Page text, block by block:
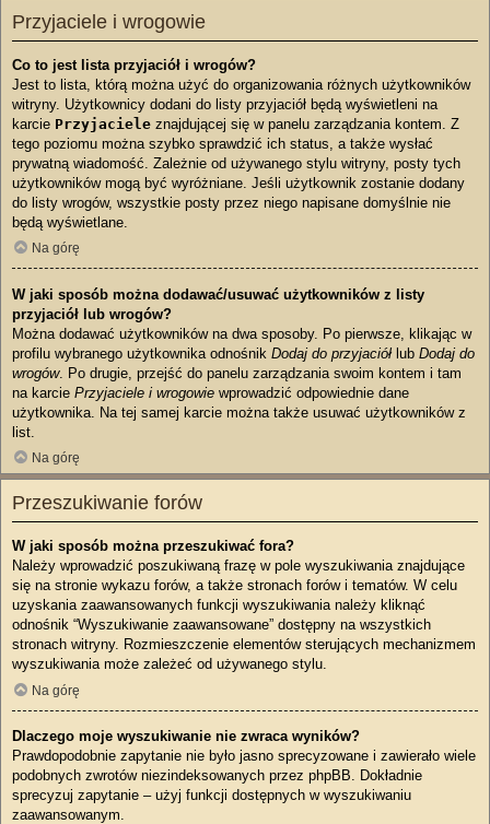
Przyjaciele i wrogowie
Co to jest lista przyjaciół i wrogów?
Jest to lista, którą można użyć do organizowania różnych użytkowników
witryny. Użytkownicy dodani do listy przyjaciół będą wyświetleni na
karcie Przyjaciele znajdującej się w panelu zarządzania kontem. Z
tego poziomu można szybko sprawdzić ich status, a także wysłać
prywatną wiadomość. Zależnie od używanego stylu witryny, posty tych
użytkowników mogą być wyróżniane. Jeśli użytkownik zostanie dodany
do listy wrogów, wszystkie posty przez niego napisane domyślnie nie
będą wyświetlane.
Na górę
W jaki sposób można dodawać/usuwać użytkowników z listy
przyjaciół lub wrogów?
Można dodawać użytkowników na dwa sposoby. Po pierwsze, klikając w
profilu wybranego użytkownika odnośnik Dodaj do przyjaciółlub Dodaj do
wrogów. Po drugie, przejść do panelu zarządzania swoim kontem i tam
na karcie Przyjaciele i wrogowie wprowadzić odpowiednie dane
użytkownika. Na tej samej karcie można także usuwać użytkowników z
list.
Na górę
Przeszukiwanie forów
W jaki sposób można przeszukiwać fora?
Należy wprowadzić poszukiwaną frazę w pole wyszukiwania znajdujące
się na stronie wykazu forów, a także stronach forów i tematów. W celu
uzyskania zaawansowanych funkcji wyszukiwania należy kliknąć
odnośnik “Wyszukiwanie zaawansowane” dostępny na wszystkich
stronach witryny. Rozmieszczenie elementów sterujących mechanizmem
wyszukiwania może zależeć od używanego stylu.
Na górę
Dlaczego moje wyszukiwanie nie zwraca wyników?
Prawdopodobnie zapytanie nie było jasno sprecyzowane i zawierało wiele
podobnych zwrotów niezindeksowanych przez phpBB. Dokładnie
sprecyzuj zapytanie – użyj funkcji dostępnych w wyszukiwaniu
zaawansowanym.